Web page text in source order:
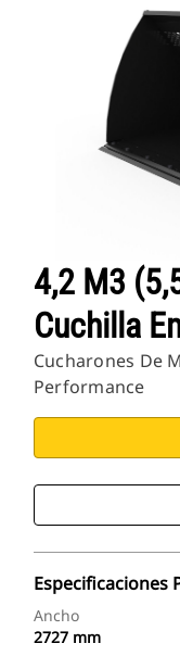
4,2 M3
Cuchilla
Cucharones De
Performance
Especificaciones
Ancho
2727 mm